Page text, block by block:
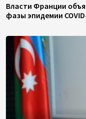
Власти Франции
фазы эпидемии